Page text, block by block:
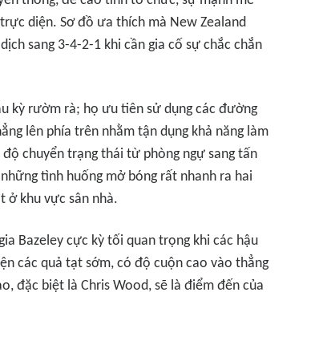
diện. Sơ đồ ưa thích mà New Zealand
sang 3-4-2-1 khi cần gia cố sự chắc chắn
kỳ rườm rà; họ ưu tiên sử dụng các đường
lên phía trên nhằm tận dụng khả năng làm
chuyển trạng thái từ phòng ngự sang tấn
tình huống mở bóng rất nhanh ra hai
ở khu vực sân nhà.
Bazeley cực kỳ tối quan trọng khi các hậu
các quả tạt sớm, có độ cuộn cao vào thẳng
đặc biệt là Chris Wood, sẽ là điểm đến của